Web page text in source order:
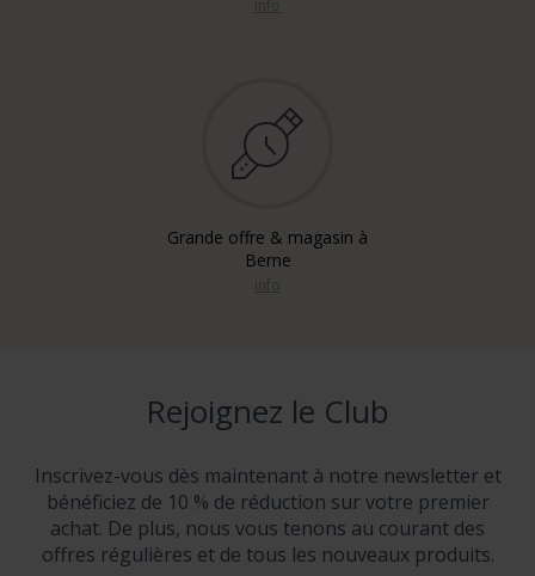
Grande offre & magasin à
Berne
Rejoignez le Club
Inscrivez-vous dès maintenant à notre newsletter et
bénéficiez de 10 % de réduction sur votre premier
achat. De plus, nous vous tenons au courant des
offres régulières et de tous les nouveaux produits.